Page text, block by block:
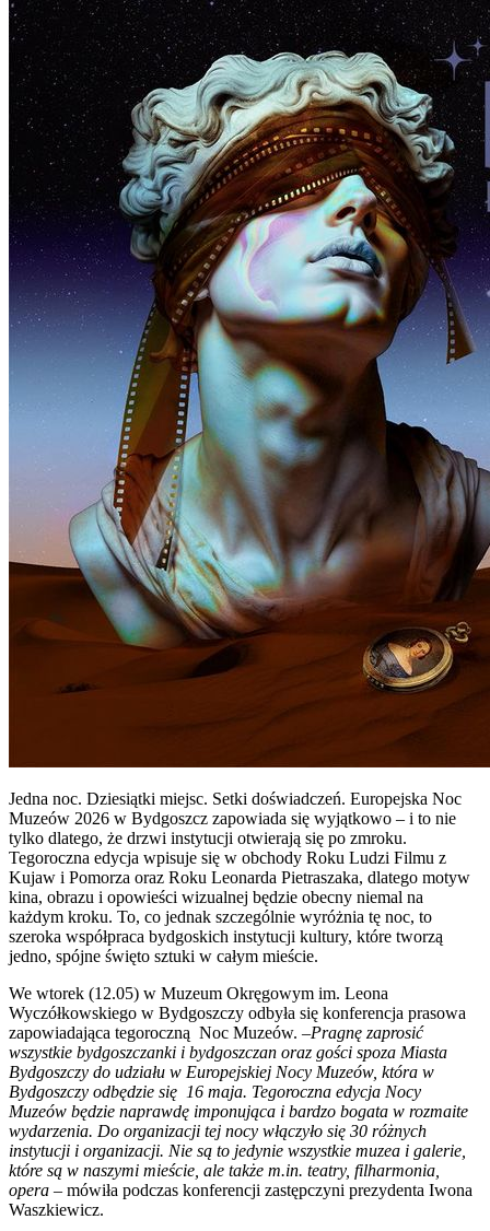
Jedna noc. Dziesiątki miejsc. Setki doświadczeń. Europejska Noc
Muzeów 2026 w Bydgoszcz zapowiada się wyjątkowo – i to nie
tylko dlatego, że drzwi instytucji otwierają się po zmroku.
Tegoroczna edycja wpisuje się w obchody Roku Ludzi Filmu z
Kujaw i Pomorza oraz Roku Leonarda Pietraszaka, dlatego motyw
kina, obrazu i opowieści wizualnej będzie obecny niemal na
każdym kroku. To, co jednak szczególnie wyróżnia tę noc, to
szeroka współpraca bydgoskich instytucji kultury, które tworzą
jedno, spójne święto sztuki w całym mieście.
We wtorek (12.05) w Muzeum Okręgowym im. Leona
Wyczółkowskiego w Bydgoszczy odbyła się konferencja prasowa
zapowiadająca tegoroczną Noc Muzeów. –Pragnę zaprosić
wszystkie bydgoszczanki i bydgoszczan oraz gości spoza Miasta
Bydgoszczy do udziału w Europejskiej Nocy Muzeów, która w
Bydgoszczy odbędzie się 16 maja. Tegoroczna edycja Nocy
Muzeów będzie naprawdę imponująca i bardzo bogata w rozmaite
wydarzenia. Do organizacji tej nocy włączyło się 30 różnych
instytucji i organizacji. Nie są to jedynie wszystkie muzea i galerie,
które są w naszymi mieście, ale także m.in. teatry, filharmonia,
opera – mówiła podczas konferencji zastępczyni prezydenta Iwona
Waszkiewicz.